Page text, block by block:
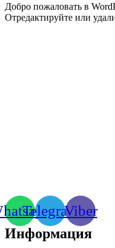
Добро пожаловать в
Отредактируйте или
TelegramViber
Информация